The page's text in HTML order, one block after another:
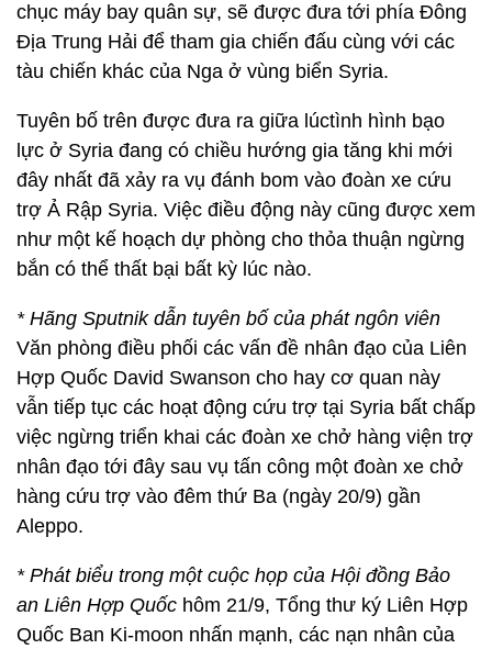
chục máy bay quân sự, sẽ được đưa tới phía Đông
Địa Trung Hải để tham gia chiến đấu cùng với các
tàu chiến khác của Nga ở vùng biển Syria.
Tuyên bố trên được đưa ra giữa lúctình hình bạo
lực ở Syria đang có chiều hướng gia tăng khi mới
đây nhất đã xảy ra vụ đánh bom vào đoàn xe cứu
trợ Ả Rập Syria. Việc điều động này cũng được xem
như một kế hoạch dự phòng cho thỏa thuận ngừng
bắn có thể thất bại bất kỳ lúc nào.
* Hãng Sputnik dẫn tuyên bố của phát ngôn viên
Văn phòng điều phối các vấn đề nhân đạo của Liên
Hợp Quốc David Swanson cho hay cơ quan này
vẫn tiếp tục các hoạt động cứu trợ tại Syria bất chấp
việc ngừng triển khai các đoàn xe chở hàng viện trợ
nhân đạo tới đây sau vụ tấn công một đoàn xe chở
hàng cứu trợ vào đêm thứ Ba (ngày 20/9) gần
Aleppo.
* Phát biểu trong một cuộc họp của Hội đồng Bảo
an Liên Hợp Quốc hôm 21/9, Tổng thư ký Liên Hợp
Quốc Ban Ki-moon nhấn mạnh, các nạn nhân của